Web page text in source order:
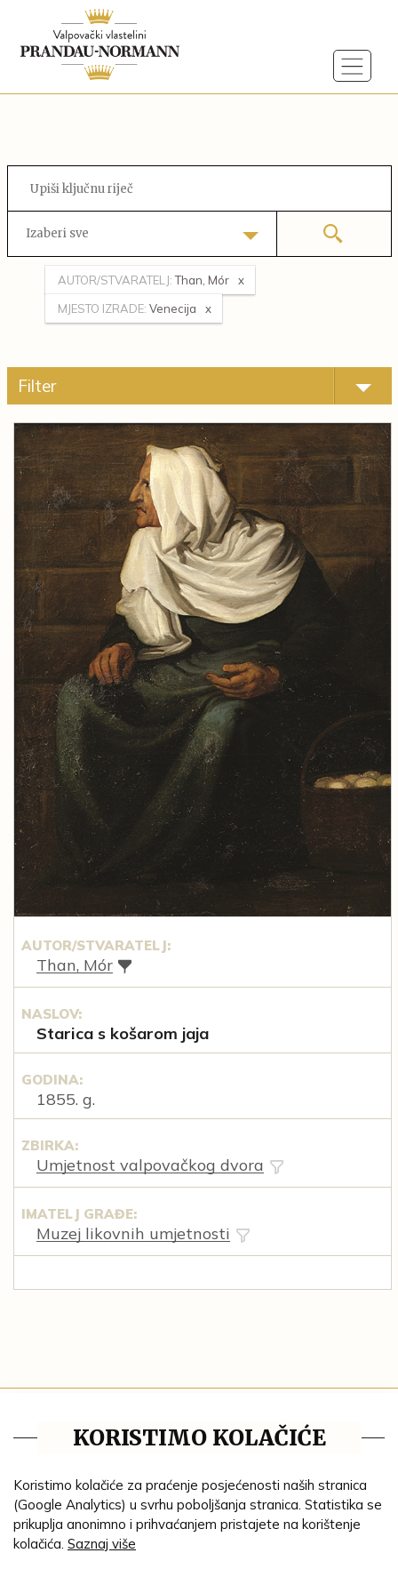
Izaberi sve
AUTOR/STVARATELJ: Than, Mór
MJESTO IZRADE: Venecija
Filter
AUTOR/STVARATELJ:
Than, Mór
NASLOV:
Starica s košarom jaja
GODINA:
1855. g.
ZBIRKA:
Umjetnost valpovačkog dvora
IMATELJ GRAĐE:
Muzej likovnih umjetnosti
Impresum
Ustanove
Lenta vremena
Genealogija
KORISTIMO KOLAČIĆE
Koristimo kolačiće za praćenje posjećenosti naših stranica
(Google Analytics) u svrhu poboljšanja stranica. Statistika se
prikuplja anonimno i prihvaćanjem pristajete na korištenje
kolačića. Saznaj više